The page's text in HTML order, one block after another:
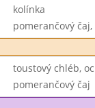
kolínka
pomerančový čaj,
toustový chléb,
pomerančový čaj